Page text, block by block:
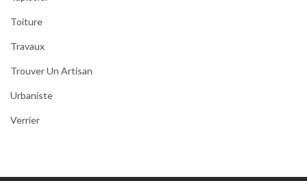
Toiture
Travaux
Trouver Un Artisan
Urbaniste
Verrier